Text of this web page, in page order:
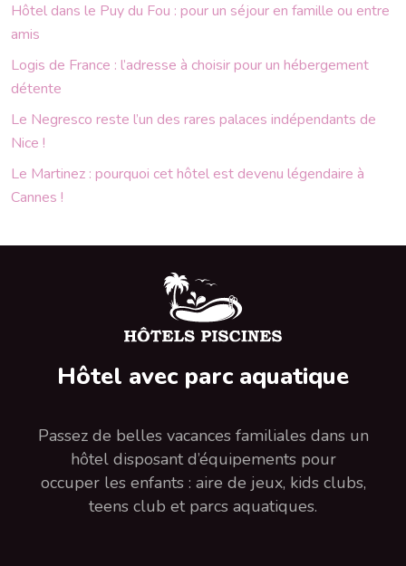
Hôtel dans le Puy du Fou : pour un séjour en famille ou entre
amis
Logis de France : l’adresse à choisir pour un hébergement
détente
Le Negresco reste l’un des rares palaces indépendants de
Nice !
Le Martinez : pourquoi cet hôtel est devenu légendaire à
Cannes !
Hôtel avec parc aquatique
Passez de belles vacances familiales dans un
hôtel disposant d’équipements pour
occuper les enfants : aire de jeux, kids clubs,
teens club et parcs aquatiques.